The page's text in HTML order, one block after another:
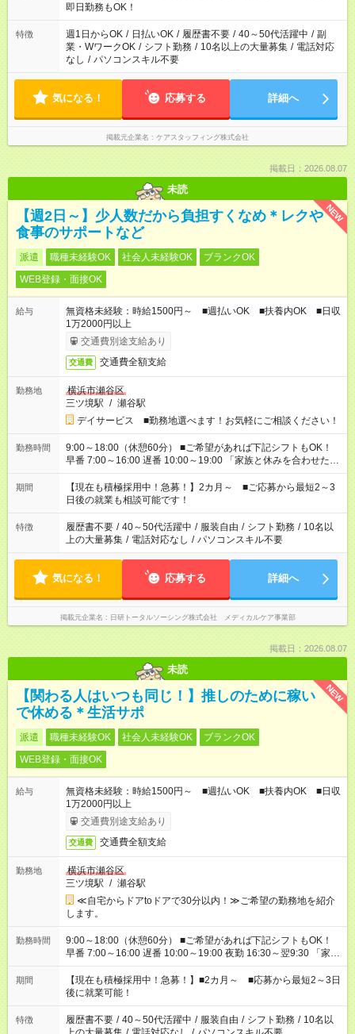
即日勤務もOK！
特徴 週1日からOK / 日払いOK / 履歴書不要 / 40～50代活躍中 / 副
業・WワークOK / シフト勤務 / 10名以上の大量募集 / 電話対応
なし / パソコンスキル不要
気になる！ 応募する 詳細へ
掲載元企業名 ケアスタッフィング株式会社
掲載日：2026.08.07
未読
NEW
【週2日～】少人数だから負担すくなめ＊レクや
食事のサポートなど
派遣 職種未経験OK 社会人未経験OK
ブランクOK
WEB登録・面接OK
給与
無資格未経験：時給1500円～ ■週払いOK ■扶養内OK ■日収
1万2000円以上
交通費別途支給あり
交通費 交通費全額支給
勤務地
横浜市瀬谷区
三ツ境駅 / 瀬谷駅
デイサービス ■勤務地選べます！お気軽にご相談ください！
勤務時間
9:00～18:00（休憩60分） ■ご希望があれば下記シフトもOK！
早番 7:00～16:00 遅番 10:00～19:00 「家族と休みを合わせた
い」 「余裕を持って夕飯の準備がしたい」 「できれば残業はし
たくない」 など、ご希望を教えてくださいね。 ※Wワーク希望
の方へ 今ご覧のお仕事で希望する勤務時間と、もう1つのお仕事
の勤務時間。 合計で週40時間を超える場合は応募できません。
期間
【現在も積極採用中！急募！】2カ月～ ■ご応募から最短2～3
日後の就業も相談可能です！
特徴 履歴書不要 / 40～50代活躍中 / 服装自由 / シフト勤務 / 10名以
上の大量募集 / 電話対応なし / パソコンスキル不要
気になる！ 応募する 詳細へ
掲載元企業名 日研トータルソーシング株式会社 メディカルケア事業部
掲載日：2026.08.07
未読
NEW
【関わる人はいつも同じ！】推しのために稼い
で休める＊生活サポ
派遣 職種未経験OK 社会人未経験OK
ブランクOK
WEB登録・面接OK
給与
無資格未経験：時給1500円～ ■週払いOK ■扶養内OK ■日収
1万2000円以上
交通費別途支給あり
交通費 交通費全額支給
勤務地
横浜市瀬谷区
三ツ境駅 / 瀬谷駅
≪自宅からドアtoドアで30分以内！≫ご希望の勤務地を紹介
します。
勤務時間
9:00～18:00（休憩60分） ■ご希望があれば下記シフトもOK！
早番 7:00～16:00 遅番 10:00～19:00 夜勤 16:30～翌9:30 「家族
と休みを合わせたい」 「余裕を持って夕飯の準備がしたい」
「できれば残業はしたくない」 など、ご希望を教えてください
ね。 ※Wワーク希望の方へ 今ご覧のお仕事で希望する勤務時間
と、もう1つのお仕事の勤務時間。 合計で週40時間を超える場
合は応募できません。
期間
【現在も積極採用中！急募！】■2カ月～ ■応募から最短2～3日
後に就業可能！
特徴 履歴書不要 / 40～50代活躍中 / 服装自由 / シフト勤務 / 10名以